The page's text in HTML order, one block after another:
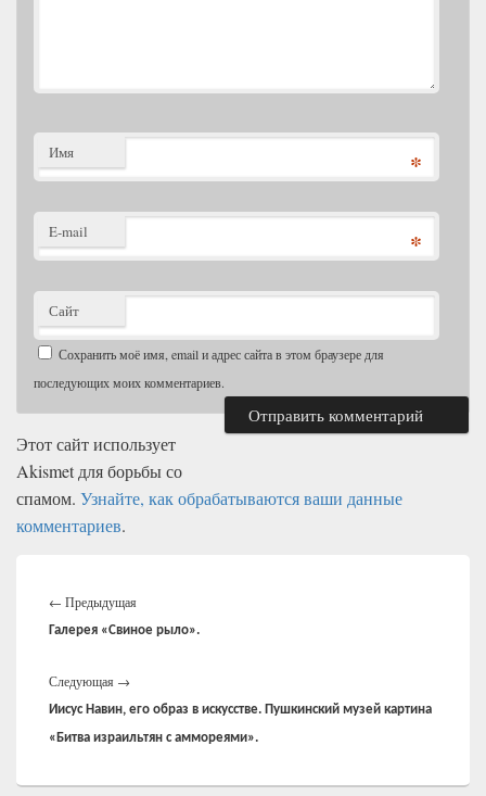
Имя *
E-mail *
Сайт
Сохранить моё имя, email и адрес сайта в этом браузере для
последующих моих комментариев.
Этот сайт использует
Akismet для борьбы со
спамом. Узнайте, как обрабатываются ваши данные
комментариев.
по
записям
← Предыдущая
запись:
Галерея «Свиное рыло».
Следующая →
запись:
Иисус Навин, его образ в искусстве. Пушкинский музей картина
«Битва израильтян с аммореями».